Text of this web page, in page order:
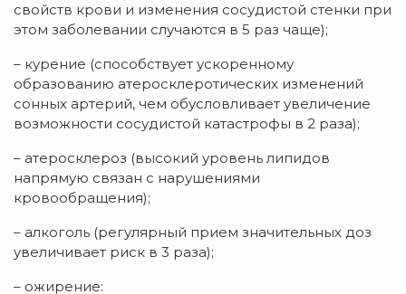
свойств крови и изменения сосудистой стенки при
этом заболевании случаются в 5 раз чаще);
– курение (способствует ускоренному
образованию атеросклеротических изменений
сонных артерий, чем обусловливает увеличение
возможности сосудистой катастрофы в 2 раза);
– атеросклероз (высокий уровень липидов
напрямую связан с нарушениями
кровообращения);
– алкоголь (регулярный прием значительных доз
увеличивает риск в 3 раза);
– ожирение: